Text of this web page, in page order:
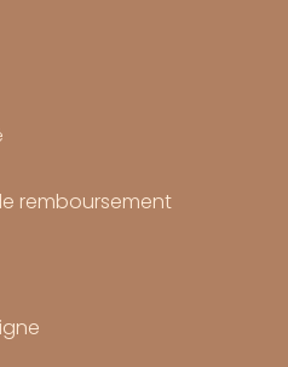
remboursement